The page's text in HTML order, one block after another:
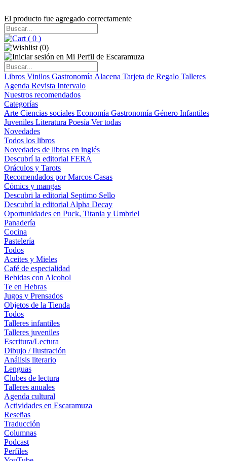
El producto fue agregado correctamente
( 0 )
(0)
Libros Vinilos Gastronomía Alacena Tarjeta de Regalo Talleres
Agenda Revista Intervalo
Nuestros recomendados
Categorías
Arte Ciencias sociales Economía Gastronomía Género Infantiles
Juveniles Literatura Poesía Ver todas
Novedades
Todos los libros
Novedades de libros en inglés
Descubrí la editorial FERA
Oráculos y Tarots
Recomendados por Marcos Casas
Cómics y mangas
Descubri la editorial Septimo Sello
Descubrí la editorial Alpha Decay
Oportunidades en Puck, Titania y Umbriel
Panadería
Cocina
Pastelería
Todos
Aceites y Mieles
Café de especialidad
Bebidas con Alcohol
Te en Hebras
Jugos y Prensados
Objetos de la Tienda
Todos
Talleres infantiles
Talleres juveniles
Escritura/Lectura
Dibujo / Ilustración
Análisis literario
Lenguas
Clubes de lectura
Talleres anuales
Agenda cultural
Actividades en Escaramuza
Reseñas
Traducción
Columnas
Podcast
Perfiles